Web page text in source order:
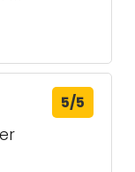
5/5